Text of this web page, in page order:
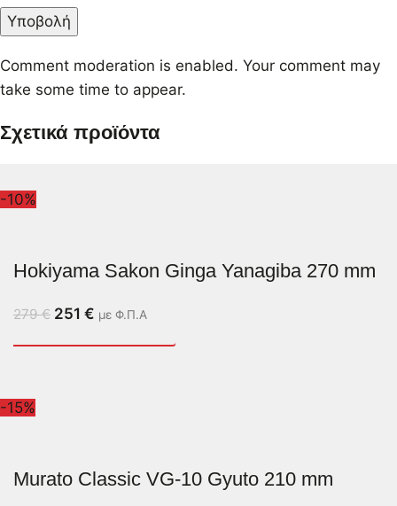
Comment moderation is enabled. Your comment may
take some time to appear.
Σχετικά προϊόντα
-10%
Hokiyama Sakon Ginga Yanagiba 270 mm
279€ 251 € με Φ.Π.Α
-15%
Murato Classic VG-10 Gyuto 210 mm